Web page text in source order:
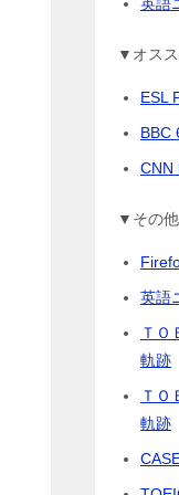
▼オス
ESL
BBC
CNN
▼その
英語
ＴＯ
軌跡
ＴＯ
軌跡